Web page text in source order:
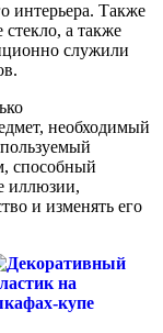
интерьера. Также
стекло, а также
служили
необходимый
способный
иллюзии,
и изменять его